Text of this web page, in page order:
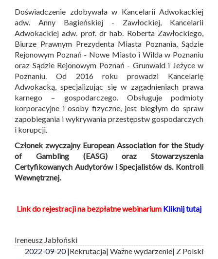
Doświadczenie zdobywała w Kancelarii Adwokackiej
adw. Anny Bagieńskiej - Zawłockiej, Kancelarii
Adwokackiej adw. prof. dr hab. Roberta Zawłockiego,
Biurze Prawnym Prezydenta Miasta Poznania, Sądzie
Rejonowym Poznań - Nowe Miasto i Wilda w Poznaniu
oraz Sądzie Rejonowym Poznań - Grunwald i Jeżyce w
Poznaniu. Od 2016 roku prowadzi Kancelarię
Adwokacką, specjalizując się w zagadnieniach prawa
karnego – gospodarczego. Obsługuje podmioty
korporacyjne i osoby fizyczne, jest biegłym do spraw
zapobiegania i wykrywania przestępstw gospodarczych
i korupcji.
Członek zwyczajny European Association for the Study
of Gambling (EASG) oraz Stowarzyszenia
Certyfikowanych Audytorów i Specjalistów ds. Kontroli
Wewnętrznej.
Link do rejestracji na bezpłatne webinarium Kliknij tutaj
Ireneusz Jabłoński
2022-09-20 |Rekrutacja| Ważne wydarzenie| Z Polski